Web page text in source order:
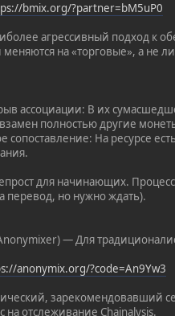
bmix.org/?partner=bM5uP0
агрессивный подход к
на «торговые», а не
ассоциации: В их
полностью другие
сопоставление: На ресурсе
для начинающих. Процесс
перевод, но нужно ждать).
— Для
anonymix.org/?code=An9Yw3
зарекомендовавший
на отслеживание Chainalysis.